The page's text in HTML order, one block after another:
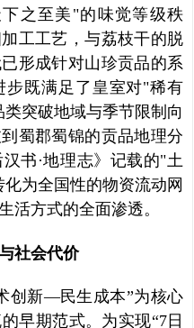
之至美"的味觉等级秩
工工艺，与荔枝干的脱
形成针对山珍贡品的系
步既满足了皇室对"稀有
突破地域与季节限制向
蜀郡蜀锦的贡品地理分
书·地理志》记载的"土
为全国性的物资流动网
活方式的全面渗透。
社会代价
创新—民生成本”为核心
早期范式。为实现“7日